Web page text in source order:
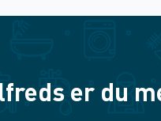
er du